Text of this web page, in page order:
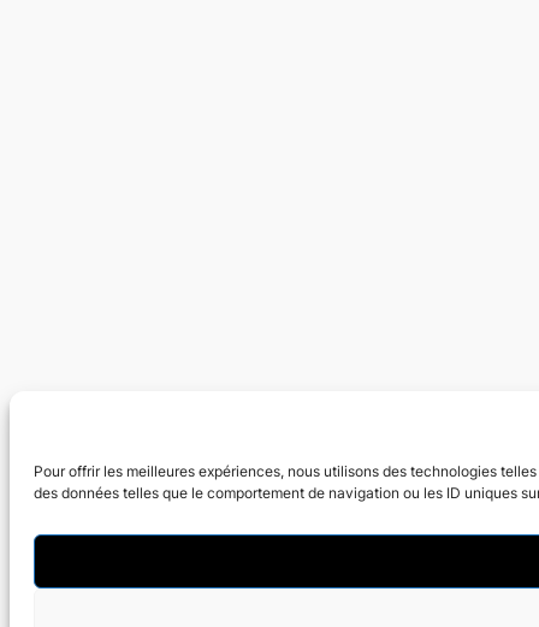
Pour offrir les meilleures expériences, nous utilisons des technologies
des données telles que le comportement de navigation ou les ID uniques